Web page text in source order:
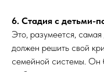
6. Стадия с детьми-
Это, разумеется,
должен решить свой
семейной системы. Он